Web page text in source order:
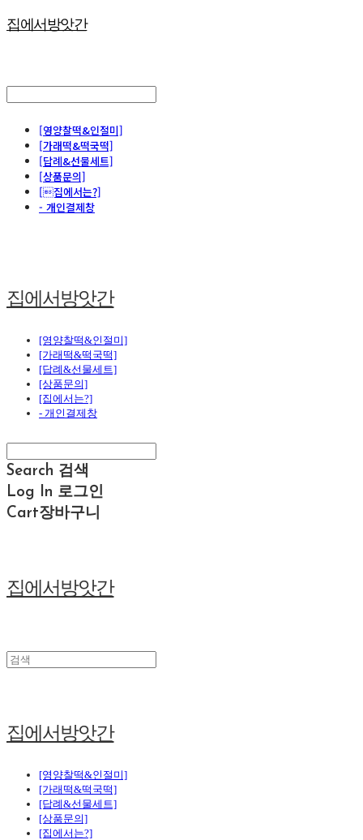
집에서방앗간
[영양찰떡&인절미]
[가래떡&떡국떡]
[답례&선물세트]
[상품문의]
[집에서는?]
- 개인결제창
집에서방앗간
[영양찰떡&인절미]
[가래떡&떡국떡]
[답례&선물세트]
[상품문의]
[집에서는?]
- 개인결제창
Search 검색
Log In 로그인
Cart장바구니
집에서방앗간
집에서방앗간
[영양찰떡&인절미]
[가래떡&떡국떡]
[답례&선물세트]
[상품문의]
[집에서는?]